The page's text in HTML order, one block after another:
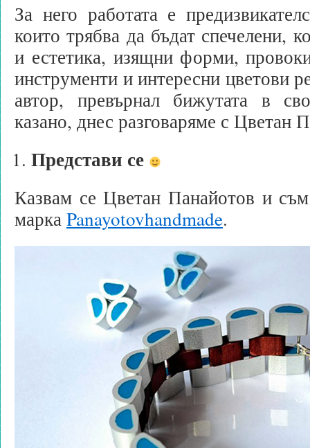
За него работата е
които трябва да бъдат спечелени,
и естетика, изящни форми,
инструменти и интересни цветови
автор, превърнал бижутата в
казано, днес разговаряме с Цветан
Представи се
Казвам се Цветан Панайотов и
маркаPanayotovhandmade.